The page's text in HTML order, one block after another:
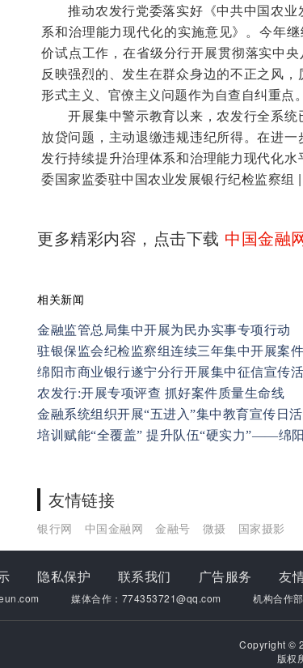
推动农发行党委落实好《中共中国农业
系和治理能力现代化的实施意见》。今年
价试点工作，在省级分行开展贯彻落实中
反映强烈的、发生在群众身边的不正之风
形式主义、官僚主义问题作为自查自纠重点。
开展集中警示教育以来，农发行全系统
放贷问题，主动退缴违规违纪所得。在进
发行持续提升治理体系和治理能力现代化
委国家监委驻中国农业发展银行纪检监察组
更多精彩内容，点击下载 中国金融
相关新闻
金融监管总局集中开展为民办实事专项行动
驻银保监会纪检监察组连续三年集中开展案
绵阳市商业银行遂宁分行开展集中征信宣传
农发行:开展专项评查 抓好案件质量生命线
金融系统组织开展“五进入”集中教育宣传日
培训赋能“全覆盖” 提升队伍“硬实力”——绵
友情链接
银行网 中国金融网 金融号 微摄 国家摄影
隐私保护 联系我们 广告服务 友
媒体合作：774353721@qq.com 机构合作
Copyright ©
版权